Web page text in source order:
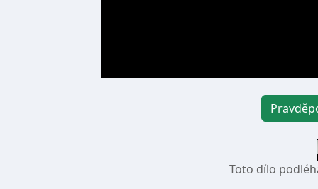
Toto dílo